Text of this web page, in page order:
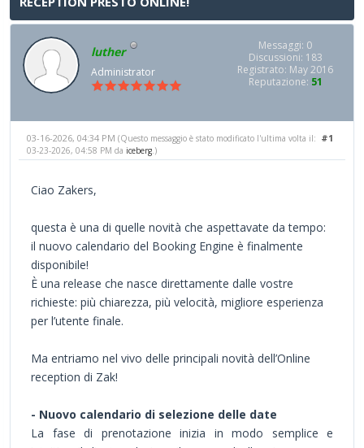
luther
Administrator
Messaggi: 0
Discussioni: 183
Registrato: May 2016
Reputazione: 51
#1
03-16-2026, 04:34 PM (Questo messaggio è stato modificato l'ultima volta il:
03-23-2026, 04:58 PM da iceberg .)
Ciao Zakers,
questa è una di quelle novità che aspettavate da tempo:
il nuovo calendario del Booking Engine è finalmente
disponibile!
È una release che nasce direttamente dalle vostre
richieste: più chiarezza, più velocità, migliore esperienza
per l’utente finale.
Ma entriamo nel vivo delle principali novità dell’Online
reception di Zak!
- Nuovo calendario di selezione delle date
La fase di prenotazione inizia in modo semplice e